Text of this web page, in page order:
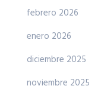
febrero 2026
enero 2026
diciembre 2025
noviembre 2025